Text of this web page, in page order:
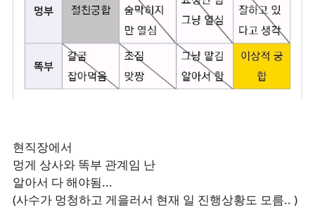
현직장에서
멍게 상사와 똑부 관계임 난
알아서 다 해야됨...
(사수가 멍청하고 게을러서 현재 일 진행상황도 모름.. )